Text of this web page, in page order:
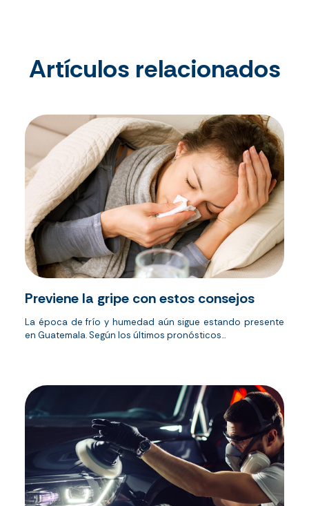
Artículos relacionados
Previene la gripe con estos consejos
La época de frío y humedad aún sigue estando presente
en Guatemala. Según los últimos pronósticos...